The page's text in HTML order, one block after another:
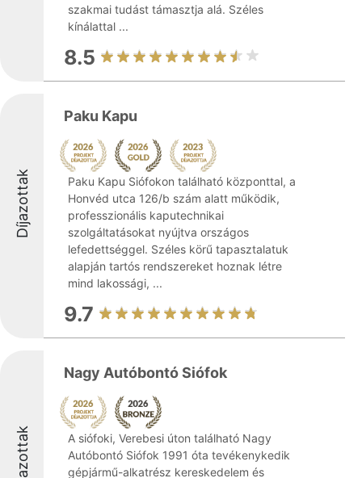
szakmai tudást támasztja alá. Széles
kínálattal ...
8.5
Díjazottak
Paku Kapu
Paku Kapu Siófokon található központtal, a
Honvéd utca 126/b szám alatt működik,
professzionális kaputechnikai
szolgáltatásokat nyújtva országos
lefedettséggel. Széles körű tapasztalatuk
alapján tartós rendszereket hoznak létre
mind lakossági, ...
9.7
Díjazottak
Nagy Autóbontó Siófok
A siófoki, Verebesi úton található Nagy
Autóbontó Siófok 1991 óta tevékenykedik
gépjármű-alkatrész kereskedelem és